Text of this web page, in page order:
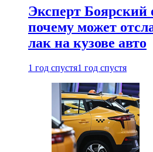
Эксперт Боярский
почему может
лак на кузове авто
1 год спустя1 год спустя